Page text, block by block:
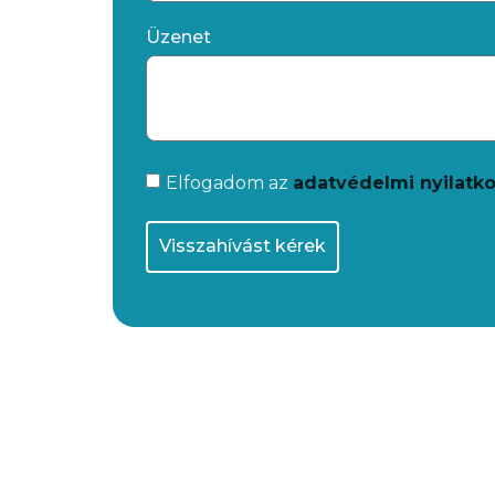
Üzenet
Elfogadom az adatvédelmi
Visszahívást kérek